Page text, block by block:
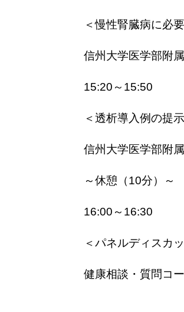
＜慢性腎臓病に必
信州大学医学部
15:20～15:50
＜透析導入例の提
信州大学医学部
～休憩（10分）～
16:00～16:30
＜パネルディスカ
健康相談・質問コ